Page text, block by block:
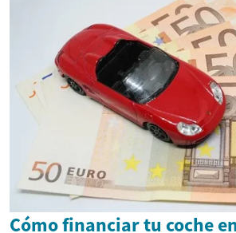
Cómo financiar tu coche